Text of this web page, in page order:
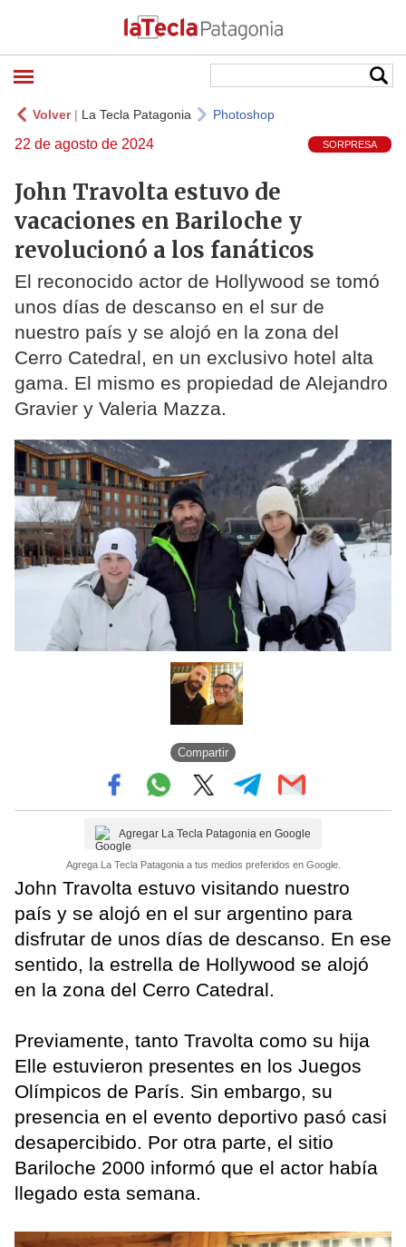
Volver| La Tecla Patagonia Photoshop
22 de agosto de 2024 SORPRESA
John Travolta estuvo de
vacaciones en Bariloche y
revolucionó a los fanáticos
El reconocido actor de Hollywood se tomó
unos días de descanso en el sur de
nuestro país y se alojó en la zona del
Cerro Catedral, en un exclusivo hotel alta
gama. El mismo es propiedad de Alejandro
Gravier y Valeria Mazza.
Compartir
Agregar La Tecla Patagonia en Google
Agrega La Tecla Patagonia a tus medios preferidos en Google.
John Travolta estuvo visitando nuestro
país y se alojó en el sur argentino para
disfrutar de unos días de descanso. En ese
sentido, la estrella de Hollywood se alojó
en la zona del Cerro Catedral.
Previamente, tanto Travolta como su hija
Elle estuvieron presentes en los Juegos
Olímpicos de París. Sin embargo, su
presencia en el evento deportivo pasó casi
desapercibido. Por otra parte, el sitio
Bariloche 2000 informó que el actor había
llegado esta semana.